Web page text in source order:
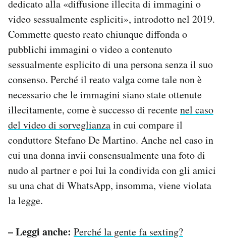
dedicato alla «diffusione illecita di immagini o
video sessualmente espliciti», introdotto nel 2019.
Commette questo reato chiunque diffonda o
pubblichi immagini o video a contenuto
sessualmente esplicito di una persona senza il suo
consenso. Perché il reato valga come tale non è
necessario che le immagini siano state ottenute
illecitamente, come è successo di recentenel caso
del video di sorveglianzain cui compare il
conduttore Stefano De Martino. Anche nel caso in
cui una donna invii consensualmente una foto di
nudo al partner e poi lui la condivida con gli amici
su una chat di WhatsApp, insomma, viene violata
la legge.
– Leggi anche: Perché la gente fa sexting?